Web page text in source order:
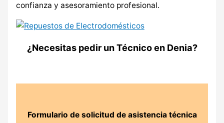
confianza y asesoramiento profesional.
¿Necesitas pedir un Técnico en Denia?
Formulario de solicitud de asistencia técnica